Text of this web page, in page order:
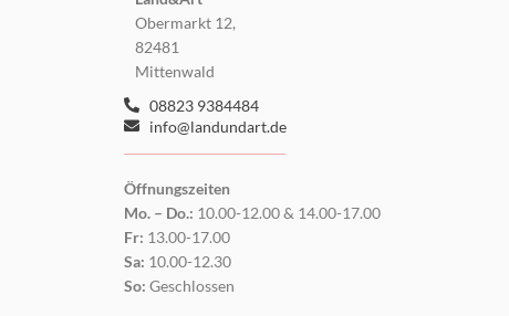
Obermarkt 12,
82481
Mittenwald
08823 9384484
info@landundart.de
Öffnungszeiten
Mo. – Do.: 10.00-12.00 & 14.00-17.00
Fr: 13.00-17.00
Sa: 10.00-12.30
So: Geschlossen